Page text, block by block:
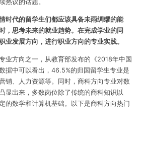
热议的话题。
时代的留学生们都应该具备未雨绸缪的能
，思考未来的就业趋势。在完成学业的同
业发展方向，进行职业方向的专业实践。
业方向之一，从教育部发布的《2018年中国
据中可以看出， 46.5%的归国留学生专业是
销、人力资源等。同时，商科方向专业对数
显出来，多数岗位除了传统的商科知识 以
的数学和计算机基础 。以下是商科方向热门